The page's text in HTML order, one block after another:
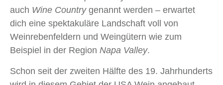
auch Wine Country genannt werden – erwartet
dich eine spektakuläre Landschaft voll von
Weinrebenfeldern und Weingütern wie zum
Beispiel in der Region Napa Valley.
Schon seit der zweiten Hälfte des 19. Jahrhunderts